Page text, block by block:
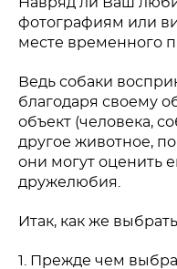
фотографиям или
месте временного
Ведь собаки
благодаря своему
объект (человека,
другое животное,
они могут оценить
дружелюбия.
Итак, как же
1. Прежде чем